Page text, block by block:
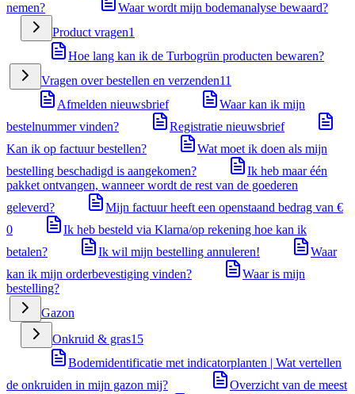
nemen?
Waar wordt mijn bodemanalyse bewaard?
Product vragen1
Hoe lang kan ik de Turbogrün producten bewaren?
Vragen over bestellen en verzenden11
Afmelden nieuwsbrief
Waar kan ik mijn
bestelnummer vinden?
Registratie nieuwsbrief
Kan ik op factuur bestellen?
Wat moet ik doen als mijn
bestelling beschadigd is aangekomen?
Ik heb maar één
pakket ontvangen, wanneer wordt de rest van de goederen
geleverd?
Mijn factuur heeft een openstaand bedrag van €
0
Ik heb besteld via Klarna/op rekening hoe kan ik
betalen?
Ik wil mijn bestelling annuleren!
Waar
kan ik mijn orderbevestiging vinden?
Waar is mijn
bestelling?
Gazon
Onkruid & gras15
Bodemidentificatie met indicatorplanten | Wat vertellen
de onkruiden in mijn gazon mij?
Overzicht van de meest